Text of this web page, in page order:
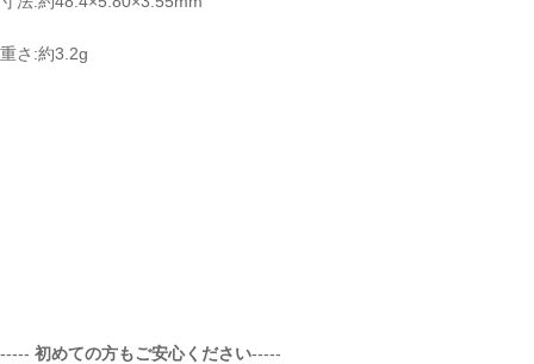
重さ:約3.2g
----- 初めての方もご安心ください-----